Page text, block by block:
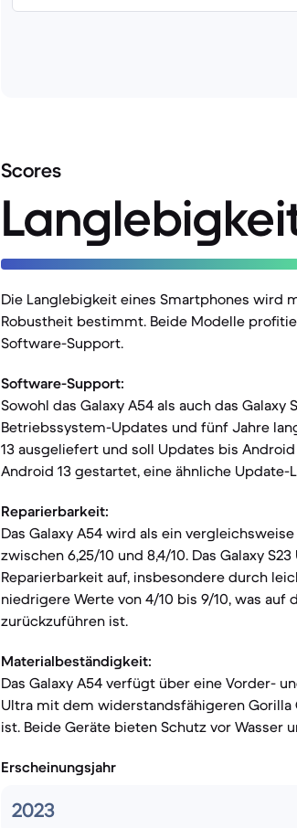
Scores
Die Langlebigkeit eines Smartphones wird
Robustheit bestimmt. Beide Modelle
Software-Support.
Software-Support:
Sowohl das Galaxy A54 als auch das
Betriebssystem-Updates und fünf Jahre
13 ausgeliefert und soll Updates bis
Android 13 gestartet, eine ähnliche Update-
Reparierbarkeit:
Das Galaxy A54 wird als ein
zwischen 6,25/10 und 8,4/10. Das Galaxy
Reparierbarkeit auf, insbesondere durch
niedrigere Werte von 4/10 bis 9/10, was
zurückzuführen ist.
Materialbeständigkeit:
Das Galaxy A54 verfügt über eine Vorder-
Ultra mit dem widerstandsfähigeren Gorilla
ist. Beide Geräte bieten Schutz vor Wasser
Erscheinungsjahr
2023